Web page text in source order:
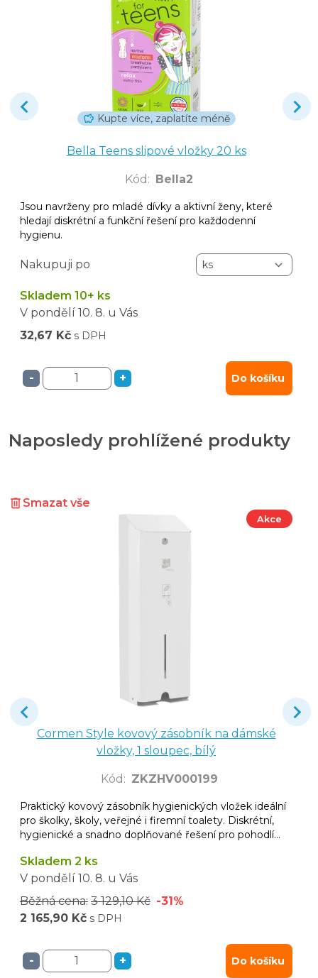
Kupte více, zaplatíte méně
Bella Teens slipové vložky 20 ks
Kód : Bella2
Jsou navrženy pro mladé dívky a aktivní ženy, které
hledají diskrétní a funkční řešení pro každodenní
hygienu.
Nakupuji po
Skladem 10+ ks
V pondělí 10. 8. u Vás
32,67 Kč s DPH
- + Do košíku
Naposledy prohlížené produkty
Smazat vše
Akce
Cormen Style kovový zásobník na dámské
vložky, 1 sloupec, bílý
Kód : ZKZHV000199
Praktický kovový zásobník hygienických vložek ideální
pro školky, školy, veřejné i firemní toalety. Diskrétní,
hygienické a snadno doplňované řešení pro pohodlí
Skladem 2 ks
V pondělí 10. 8. u Vás
Běžná cena: 3 129,10 Kč -31%
2 165,90 Kč s DPH
- + Do košíku